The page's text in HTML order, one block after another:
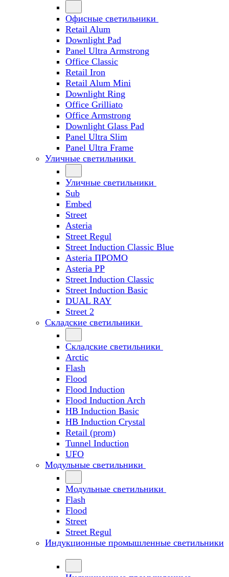
Офисные светильники
Retail Alum
Downlight Pad
Panel Ultra Armstrong
Office Classic
Retail Iron
Retail Alum Mini
Downlight Ring
Office Grilliato
Office Armstrong
Downlight Glass Pad
Panel Ultra Slim
Panel Ultra Frame
Уличные светильники
Уличные светильники
Sub
Embed
Street
Asteria
Street Regul
Street Induction Classic Blue
Asteria ПРОМО
Asteria PP
Street Induction Classic
Street Induction Basic
DUAL RAY
Street 2
Складские светильники
Складские светильники
Arctic
Flash
Flood
Flood Induction
Flood Induction Arch
HB Induction Basic
HB Induction Crystal
Retail (prom)
Tunnel Induction
UFO
Модульные светильники
Модульные светильники
Flash
Flood
Street
Street Regul
Индукционные промышленные светильники